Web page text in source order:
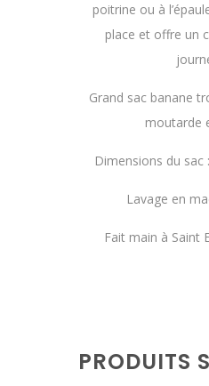
poitrine ou à
place et offre un
Grand sac banane
moutarde
Dimensions du sac
Lavage en
Fait main à Saint
PRODUITS